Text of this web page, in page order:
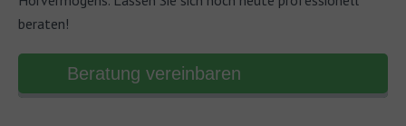
beraten!
Beratung vereinbaren